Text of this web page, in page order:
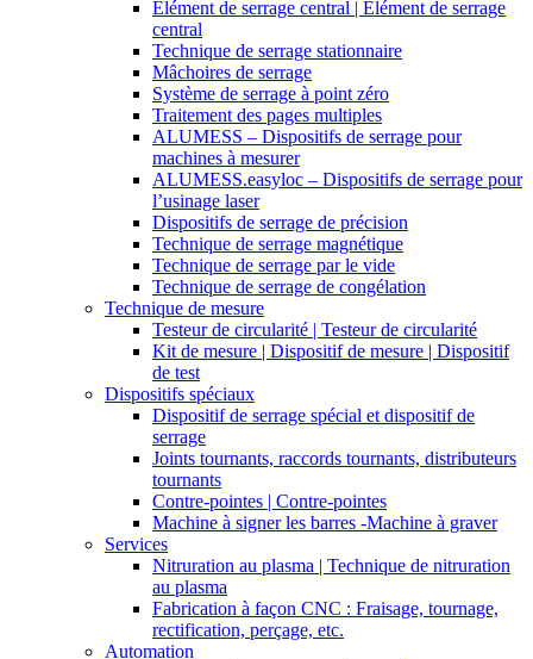
Elément de serrage central | Elément de serrage
central
Technique de serrage stationnaire
Mâchoires de serrage
Système de serrage à point zéro
Traitement des pages multiples
ALUMESS – Dispositifs de serrage pour
machines à mesurer
ALUMESS.easyloc – Dispositifs de serrage pour
l’usinage laser
Dispositifs de serrage de précision
Technique de serrage magnétique
Technique de serrage par le vide
Technique de serrage de congélation
Technique de mesure
Testeur de circularité | Testeur de circularité
Kit de mesure | Dispositif de mesure | Dispositif
de test
Dispositifs spéciaux
Dispositif de serrage spécial et dispositif de
serrage
Joints tournants, raccords tournants, distributeurs
tournants
Contre-pointes | Contre-pointes
Machine à signer les barres -Machine à graver
Services
Nitruration au plasma | Technique de nitruration
au plasma
Fabrication à façon CNC : Fraisage, tournage,
rectification, perçage, etc.
Automation